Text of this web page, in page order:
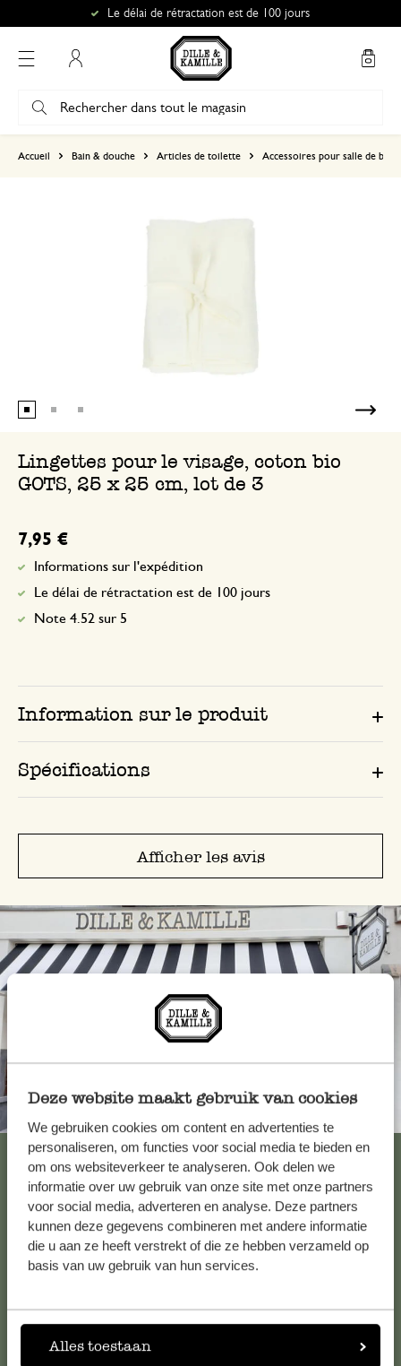
Deze website maakt gebruik van cookies
We gebruiken cookies om content en advertenties te
personaliseren, om functies voor social media te bieden en
om ons websiteverkeer te analyseren. Ook delen we
informatie over uw gebruik van onze site met onze partners
voor social media, adverteren en analyse. Deze partners
kunnen deze gegevens combineren met andere informatie
die u aan ze heeft verstrekt of die ze hebben verzameld op
basis van uw gebruik van hun services.
Alles toestaan
Le délai de rétractation est de 100 jours
Accueil Bain & douche Articles de toilette Accessoires pour salle de bains
Lingettes pour le visage, coton bio
GOTS, 25 x 25 cm, lot de 3
7,95 €
Informations sur l'expédition
Le délai de rétractation est de 100 jours
Note 4.52 sur 5
Information sur le produit
Spécifications
Afficher les avis
Voir les 62 magasins
Service clientèle
Pour toute question ou demande de conseil ou d’aide,
nos réponses auxquestions les plus fréquemment posées.
3
29 juillet 2026